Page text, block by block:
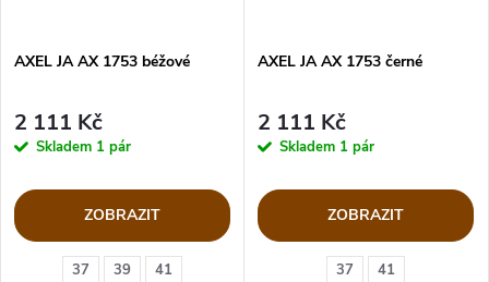
37 39
41
AXEL JA AX 1753 béžové
2 111 Kč
Skladem 1 pár
ZOBRAZIT
37
41
AXEL JA AX 1753 černé
2 111 Kč
Skladem 1 pár
ZOBRAZIT